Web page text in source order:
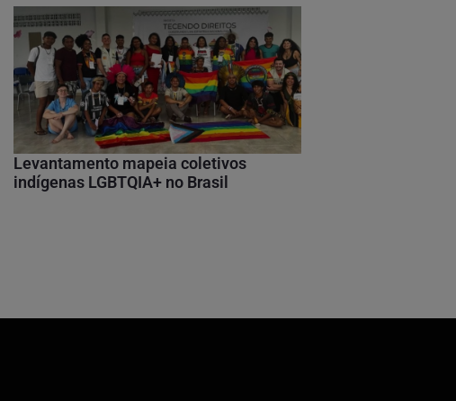
Levantamento mapeia coletivos
indígenas LGBTQIA+ no Brasil